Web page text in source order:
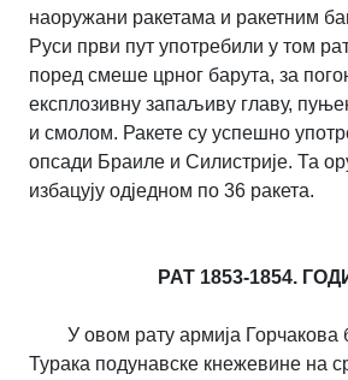
наоружани ракетама и ракетним
Руси први пут употребили у том
поред смеше црног барута, за
експлозивну запаљиву главу,
и смолом. Ракете су успешно
опсади Браиле и Силистрије. Та
избацују одједном по 36 ракета.
РАТ 1853-1854.
У овом рату армија Горчакова
Турака подунавске кнежевине на